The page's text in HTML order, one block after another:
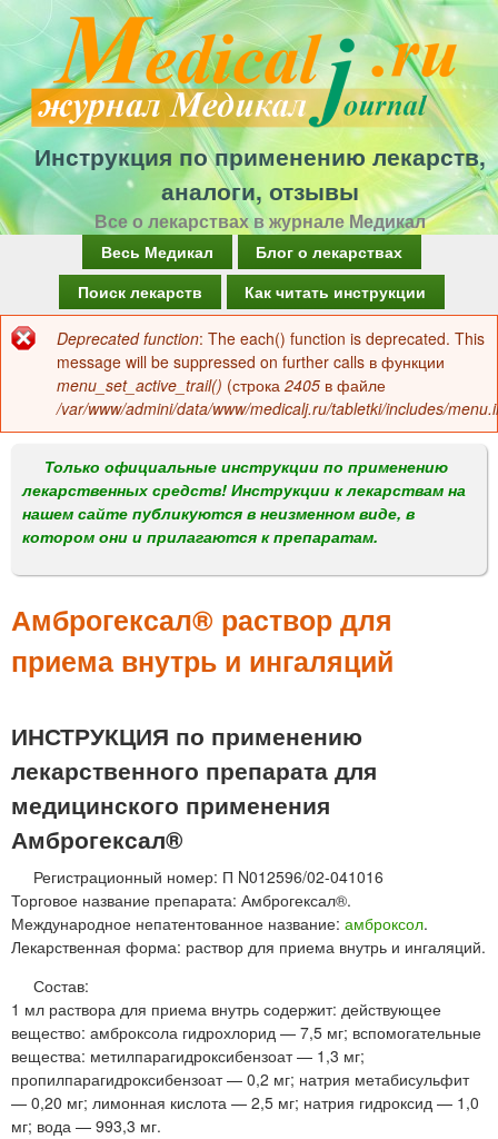
Перейти
к
основному
содержанию
Инструкция по применению лекарств,
аналоги, отзывы
Все о лекарствах в журнале Медикал
а
в
о
м
е
н
Весь Медикал
Блог о лекарствах
Поиск лекарств
Как читать инструкции
Сообщение
об
ошибке
Deprecated function: The each() function is deprecated. This
message will be suppressed on further calls в функции
menu_set_active_trail() (строка 2405 в файле
/var/www/admini/data/www/medicalj.ru/tabletki/includes/
Только официальные инструкции по применению
лекарственных средств! Инструкции к лекарствам на
нашем сайте публикуются в неизменном виде, в
котором они и прилагаются к препаратам.
Амброгексал® раствор для
приема внутрь и ингаляций
ИНСТРУКЦИЯ по применению
лекарственного препарата для
медицинского применения
Амброгексал®
Регистрационный номер: П N012596/02-041016
Торговое название препарата: Амброгексал®.
Международное непатентованное название: амброксол.
Лекарственная форма: раствор для приема внутрь и ингаляций.
Состав:
1 мл раствора для приема внутрь содержит: действующее
вещество: амброксола гидрохлорид — 7,5 мг; вспомогательные
вещества: метилпарагидроксибензоат — 1,3 мг;
пропилпарагидроксибензоат — 0,2 мг; натрия метабисульфит
— 0,20 мг; лимонная кислота — 2,5 мг; натрия гидроксид — 1,0
мг; вода — 993,3 мг.